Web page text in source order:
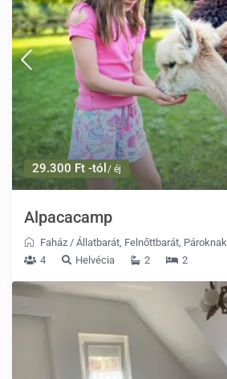
29.300 Ft -tól / éj
Alpacacamp
Faház /Állatbarát Felnőttbarát Pároknak
4
Helvécia 2 2